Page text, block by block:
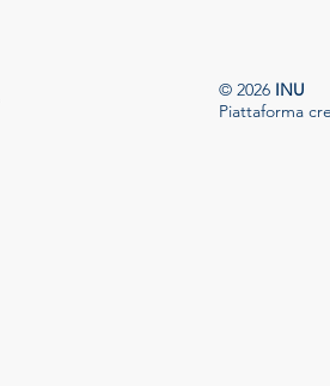
© 2026 INU
Piattaforma